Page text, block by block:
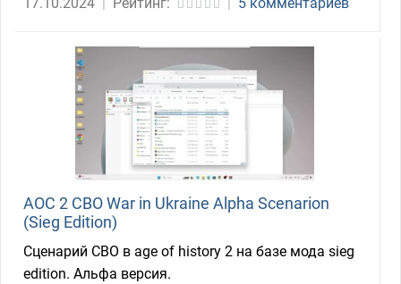
AOC 2 СВО War in Ukraine Alpha Scenarion
(Sieg Edition)
Сценарий СВО в age of history 2 на базе мода sieg
edition. Альфа версия.